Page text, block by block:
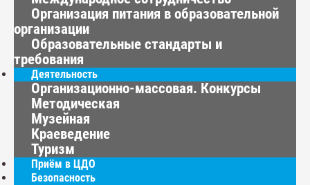
Организация питания в образовательной
организации
Образовательные стандарты и
требования
Деятельность
Организационно-массовая. Конкурсы
Методическая
Музейная
Краеведение
Туризм
Приём в ЦДО
Безопасность